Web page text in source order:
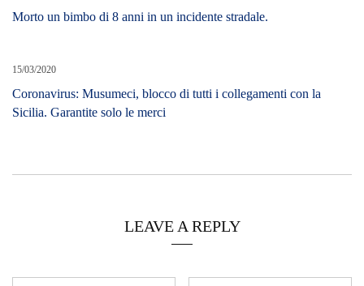
Morto un bimbo di 8 anni in un incidente stradale.
15/03/2020
Coronavirus: Musumeci, blocco di tutti i collegamenti con la
Sicilia. Garantite solo le merci
LEAVE A REPLY